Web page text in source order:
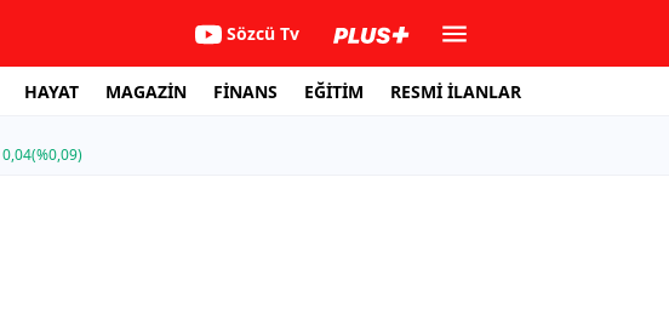
Sözcü Tv
HAYAT MAGAZİN FİNANS EĞİTİM RESMİ İLANLAR
0,04(%0,09)